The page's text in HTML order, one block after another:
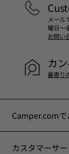
Camper.com
カスタマーサ
メール
曜日～
お問い
カ
最寄り